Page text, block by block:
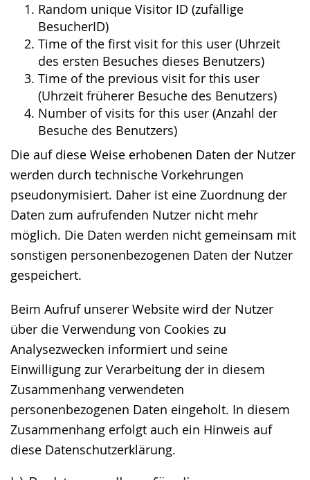
Random unique Visitor ID (zufällige
BesucherID)
Time of the first visit for this user (Uhrzeit
des ersten Besuches dieses Benutzers)
Time of the previous visit for this user
(Uhrzeit früherer Besuche des Benutzers)
Number of visits for this user (Anzahl der
Besuche des Benutzers)
Die auf diese Weise erhobenen Daten der Nutzer
werden durch technische Vorkehrungen
pseudonymisiert. Daher ist eine Zuordnung der
Daten zum aufrufenden Nutzer nicht mehr
möglich. Die Daten werden nicht gemeinsam mit
sonstigen personenbezogenen Daten der Nutzer
gespeichert.
Beim Aufruf unserer Website wird der Nutzer
über die Verwendung von Cookies zu
Analysezwecken informiert und seine
Einwilligung zur Verarbeitung der in diesem
Zusammenhang verwendeten
personenbezogenen Daten eingeholt. In diesem
Zusammenhang erfolgt auch ein Hinweis auf
diese Datenschutzerklärung.